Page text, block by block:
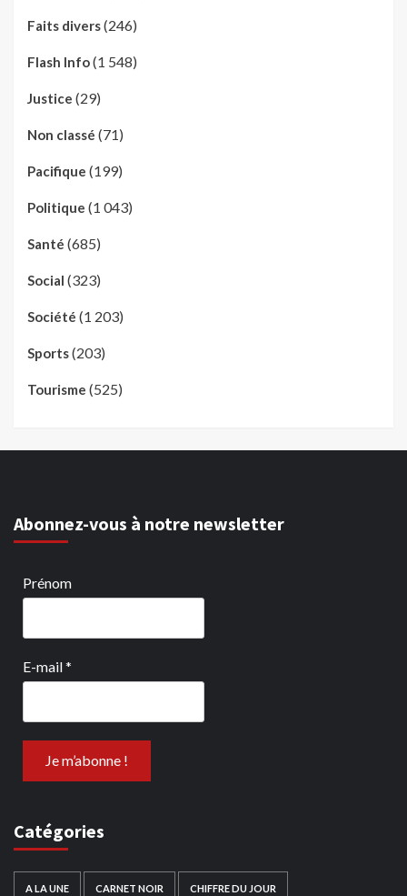
Faits divers(246)
Flash Info(1 548)
Justice (29)
Non classé (71)
Pacifique (199)
Politique (1 043)
Santé (685)
Social (323)
Société (1 203)
Sports(203)
Tourisme (525)
Abonnez-vous à notre newsletter
Prénom
E-mail*
Catégories
A LA UNE CARNET NOIR CHIFFRE DU JOUR